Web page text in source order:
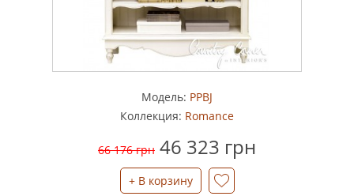
Модель: PPBJ
Коллекция: Romance
66 176 грн 46 323 грн